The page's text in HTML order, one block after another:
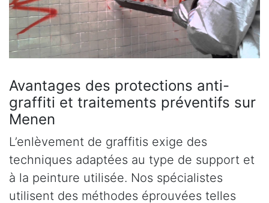
Avantages des protections anti-
graffiti et traitements préventifs sur
Menen
L’enlèvement de graffitis exige des
techniques adaptées au type de support et
à la peinture utilisée. Nos spécialistes
utilisent des méthodes éprouvées telles